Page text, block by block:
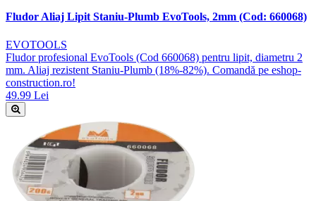
Fludor Aliaj Lipit Staniu-Plumb EvoTools, 2mm (Cod: 660068)
EVOTOOLS
Fludor profesional EvoTools (Cod 660068) pentru lipit, diametru 2
mm. Aliaj rezistent Staniu-Plumb (18%-82%). Comandă pe eshop-
construction.ro!
49.99 Lei